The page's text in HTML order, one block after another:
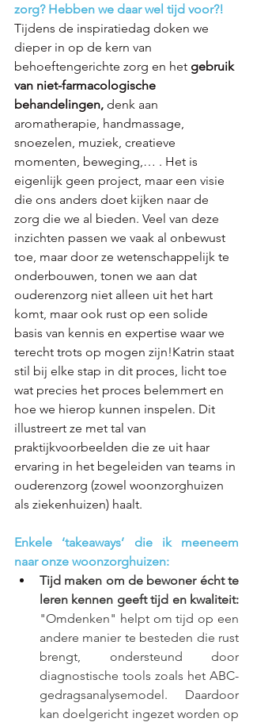
zorg? Hebben we daar wel tijd voor?!
Tijdens de inspiratiedag doken we
dieper in op de kern van
behoeftengerichte zorg en het gebruik
van niet-farmacologische
behandelingen, denk aan
aromatherapie, handmassage,
snoezelen, muziek, creatieve
momenten, beweging,… . Het is
eigenlijk geen project, maar een visie
die ons anders doet kijken naar de
zorg die we al bieden. Veel van deze
inzichten passen we vaak al onbewust
toe, maar door ze wetenschappelijk te
onderbouwen, tonen we aan dat
ouderenzorg niet alleen uit het hart
komt, maar ook rust op een solide
basis van kennis en expertise waar we
terecht trots op mogen zijn!Katrin staat
stil bij elke stap in dit proces, licht toe
wat precies het proces belemmert en
hoe we hierop kunnen inspelen. Dit
illustreert ze met tal van
praktijkvoorbeelden die ze uit haar
ervaring in het begeleiden van teams in
ouderenzorg (zowel woonzorghuizen
als ziekenhuizen) haalt.
Enkele ‘takeaways’ die ik meeneem
naar onze woonzorghuizen:
Tijd maken om de bewoner écht te
leren kennen geeft tijd en kwaliteit:
"Omdenken" helpt om tijd op een
andere manier te besteden die rust
brengt, ondersteund door
diagnostische tools zoals het ABC-
gedragsanalysemodel. Daardoor
kan doelgericht ingezet worden op